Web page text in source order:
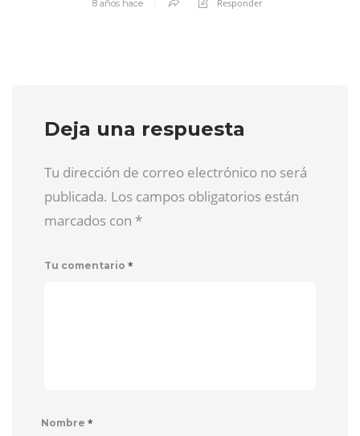
8 años hace Responder
Deja una respuesta
Tu dirección de correo electrónico no será
publicada. Los campos obligatorios están
marcados con *
Tu comentario *
Nombre *